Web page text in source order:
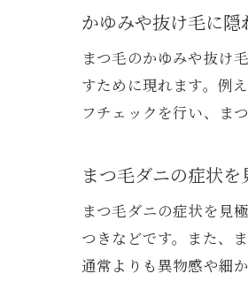
かゆみや抜け毛に
まつ毛のかゆみや抜け
すために現れます。例
フチェックを行い、ま
まつ毛ダニの症状
まつ毛ダニの症状を見
つきなどです。また、
通常よりも異物感や細